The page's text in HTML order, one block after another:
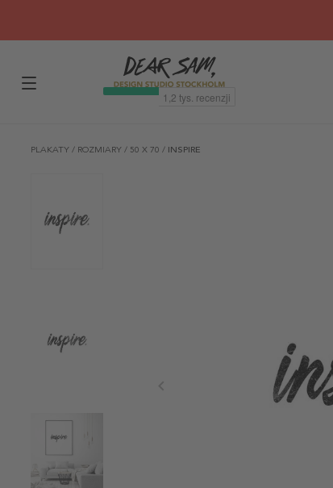
PLAKATY / ROZMIARY / 50 X 70 / INSPIRE